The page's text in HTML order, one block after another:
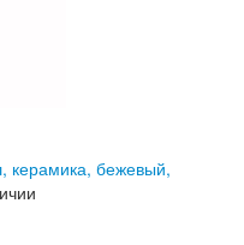
керамика, бежевый,